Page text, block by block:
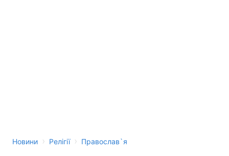
Новини › Релігії › Православ`я